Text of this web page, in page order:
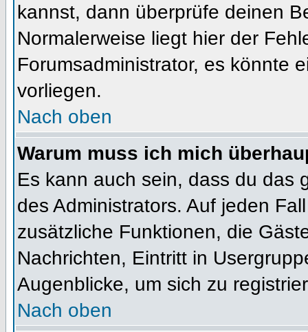
kannst, dann überprüfe deinen
Normalerweise liegt hier der
Forumsadministrator, es könnte
vorliegen.
Nach oben
Warum muss ich mich
Es kann auch sein, dass du das
des Administrators. Auf jeden
zusätzliche Funktionen, die
Nachrichten, Eintritt in
Augenblicke, um sich zu
Nach oben